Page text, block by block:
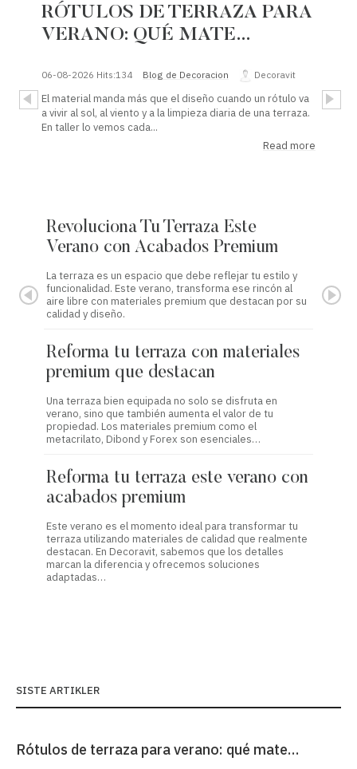
RÓTULOS DE TERRAZA PARA
VERANO: QUÉ MATE…
06-08-2026 Hits:134 Blog de Decoracion Decoravit
El material manda más que el diseño cuando un rótulo va
a vivir al sol, al viento y a la limpieza diaria de una terraza.
En taller lo vemos cada...
Read more
Revoluciona Tu Terraza Este
Verano con Acabados Premium
La terraza es un espacio que debe reflejar tu estilo y
funcionalidad. Este verano, transforma ese rincón al
aire libre con materiales premium que destacan por su
calidad y diseño.
Reforma tu terraza con materiales
premium que destacan
Una terraza bien equipada no solo se disfruta en
verano, sino que también aumenta el valor de tu
propiedad. Los materiales premium como el
metacrilato, Dibond y Forex son esenciales…
Reforma tu terraza este verano con
acabados premium
Este verano es el momento ideal para transformar tu
terraza utilizando materiales de calidad que realmente
destacan. En Decoravit, sabemos que los detalles
marcan la diferencia y ofrecemos soluciones
adaptadas…
SISTE ARTIKLER
Rótulos de terraza para verano: qué mate…